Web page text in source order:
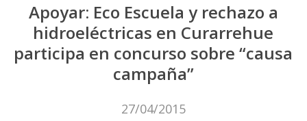
Apoyar: Eco Escuela y rechazo a
hidroeléctricas en Curarrehue
participa en concurso sobre “causa
campaña”
27/04/2015